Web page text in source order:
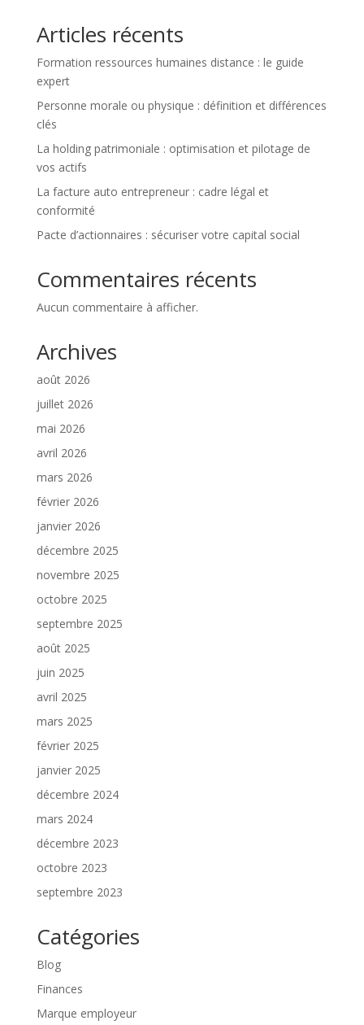
Articles récents
Formation ressources humaines distance : le guide
expert
Personne morale ou physique : définition et différences
clés
La holding patrimoniale : optimisation et pilotage de
vos actifs
La facture auto entrepreneur : cadre légal et
conformité
Pacte d’actionnaires : sécuriser votre capital social
Commentaires récents
Aucun commentaire à afficher.
Archives
août 2026
juillet 2026
mai 2026
avril 2026
mars 2026
février 2026
janvier 2026
décembre 2025
novembre 2025
octobre 2025
septembre 2025
août 2025
juin 2025
avril 2025
mars 2025
février 2025
janvier 2025
décembre 2024
mars 2024
décembre 2023
octobre 2023
septembre 2023
Catégories
Blog
Finances
Marque employeur